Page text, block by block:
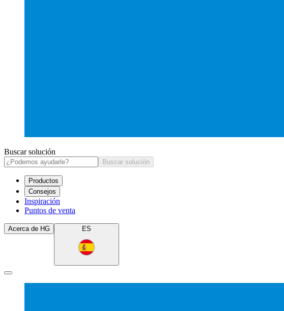
Buscar solución
Buscar solución
Productos
Consejos
Inspiración
Puntos de venta
Acerca de HG ES